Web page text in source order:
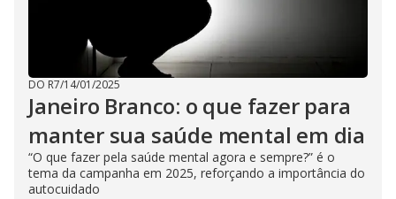
DO R7/14/01/2025
Janeiro Branco: o que fazer para
manter sua saúde mental em dia
“O que fazer pela saúde mental agora e sempre?” é o
tema da campanha em 2025, reforçando a importância do
autocuidado